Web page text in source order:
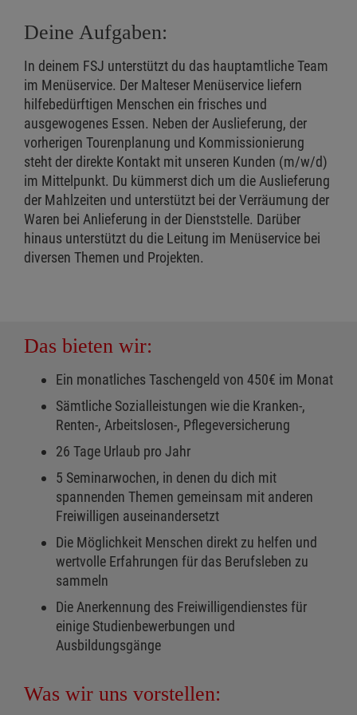
Deine Aufgaben:
In deinem FSJ unterstützt du das hauptamtliche Team
im Menüservice. Der Malteser Menüservice liefern
hilfebedürftigen Menschen ein frisches und
ausgewogenes Essen. Neben der Auslieferung, der
vorherigen Tourenplanung und Kommissionierung
steht der direkte Kontakt mit unseren Kunden (m/w/d)
im Mittelpunkt. Du kümmerst dich um die Auslieferung
der Mahlzeiten und unterstützt bei der Verräumung der
Waren bei Anlieferung in der Dienststelle. Darüber
hinaus unterstützt du die Leitung im Menüservice bei
diversen Themen und Projekten.
Das bieten wir:
Ein monatliches Taschengeld von 450€ im Monat
Sämtliche Sozialleistungen wie die Kranken-,
Renten-, Arbeitslosen-, Pflegeversicherung
26 Tage Urlaub pro Jahr
5 Seminarwochen, in denen du dich mit
spannenden Themen gemeinsam mit anderen
Freiwilligen auseinandersetzt
Die Möglichkeit Menschen direkt zu helfen und
wertvolle Erfahrungen für das Berufsleben zu
sammeln
Die Anerkennung des Freiwilligendienstes für
einige Studienbewerbungen und
Ausbildungsgänge
Was wir uns vorstellen: